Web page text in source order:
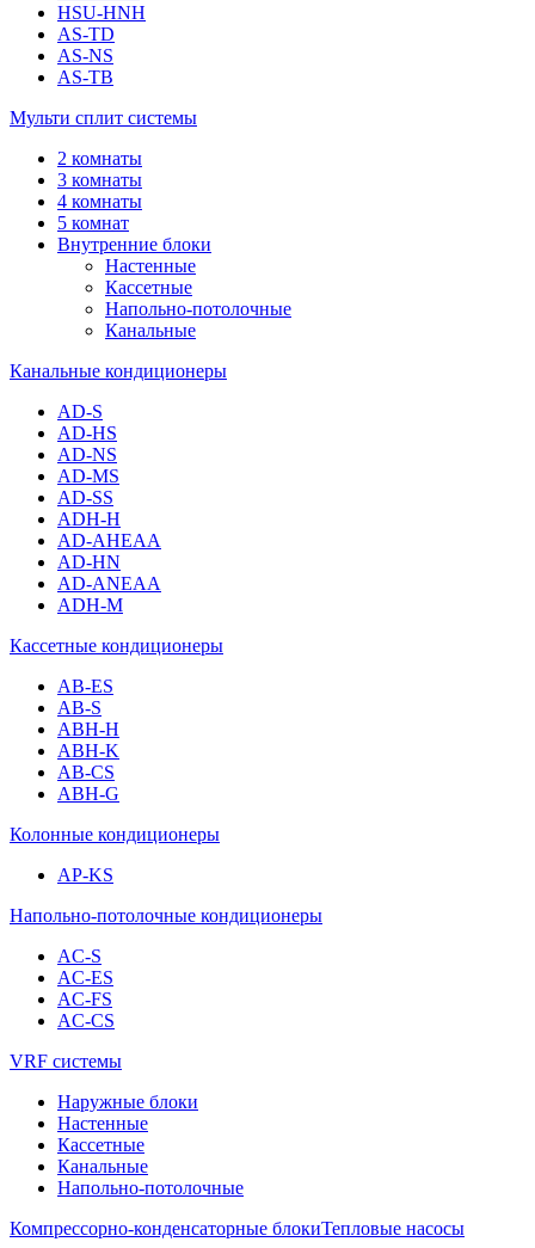
HSU-HNH
AS-TD
AS-NS
AS-TB
Мульти сплит системы
2 комнаты
3 комнаты
4 комнаты
5 комнат
Внутренние блоки
Настенные
Кассетные
Напольно-потолочные
Канальные
Канальные кондиционеры
AD-S
AD-HS
AD-NS
AD-MS
AD-SS
ADH-H
AD-AHEAA
AD-HN
AD-ANEAA
ADH-M
Кассетные кондиционеры
AB-ES
AB-S
ABH-H
ABH-K
AB-CS
ABH-G
Колонные кондиционеры
AP-KS
Напольно-потолочные кондиционеры
AC-S
AC-ES
AC-FS
AC-CS
VRF системы
Наружные блоки
Настенные
Кассетные
Канальные
Напольно-потолочные
Компрессорно-конденсаторные блокиТепловые насосы